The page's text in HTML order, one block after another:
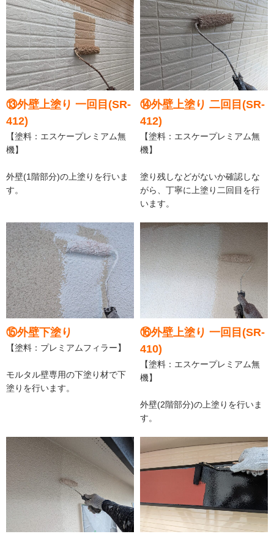
⑬外壁上塗り 一回目(SR-
412)
【塗料：エスケープレミアム無
機】
外壁(1階部分)の上塗りを行いま
す。
⑭外壁上塗り 二回目(SR-
412)
【塗料：エスケープレミアム無
機】
塗り残しなどがないか確認しな
がら、丁寧に上塗り二回目を行
います。
⑮外壁下塗り
【塗料：プレミアムフィラー】
モルタル壁専用の下塗り材で下
塗りを行います。
⑯外壁上塗り 一回目(SR-
410)
【塗料：エスケープレミアム無
機】
外壁(2階部分)の上塗りを行いま
す。